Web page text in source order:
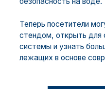
Теперь посетители
стендом, открыть для
системы и узнать
лежащих в основе